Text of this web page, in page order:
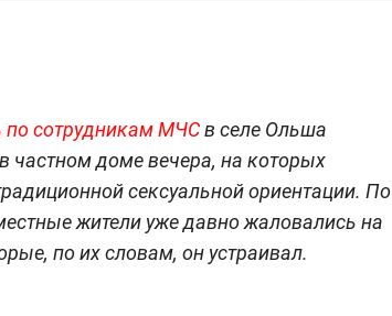
по сотрудникам МЧСв селе Ольша
частном доме вечера, на которых
сексуальной ориентации. По
жители уже давно жаловались на
по их словам, он устраивал.